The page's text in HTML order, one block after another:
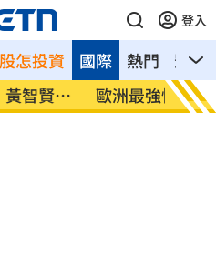
登入
怎投資 熱門 影音
國際
英國MI6狠甩法奪 2026
灣